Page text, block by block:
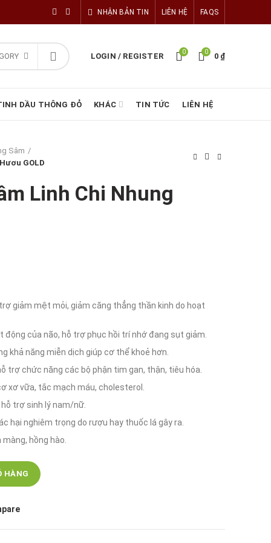
NHẬN BẢN TIN LIÊN HỆ FAQS
LOGIN / REGISTER 0 0 0 ₫
DẦU THÔNG ĐỎ KHÁC TIN TỨC LIÊN HỆ
Sâm
GOLD
Linh Chi Nhung
₫.
giảm mệt mỏi, giảm căng thẳng thần kinh do hoạt
của não, hỗ trợ phục hồi trí nhớ đang sụt giảm.
khả năng miễn dịch giúp cơ thể khoẻ hơn.
trợ chức năng các bộ phận tim gan, thận, tiêu hóa.
xơ vữa, tắc mạch máu, cholesterol.
trợ sinh lý nam/nữ.
hại nghiêm trọng do rượu hay thuốc lá gây ra.
hồng hào.
HÀNG